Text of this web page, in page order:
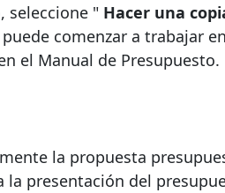
seleccione " Hacer una
comenzar a trabajar
el Manual de Presupuesto.
la propuesta
la presentación del